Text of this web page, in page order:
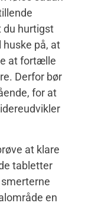
du hurtigst
på, at
at fortælle
Derfor bør
for at
at klare
tabletter
en